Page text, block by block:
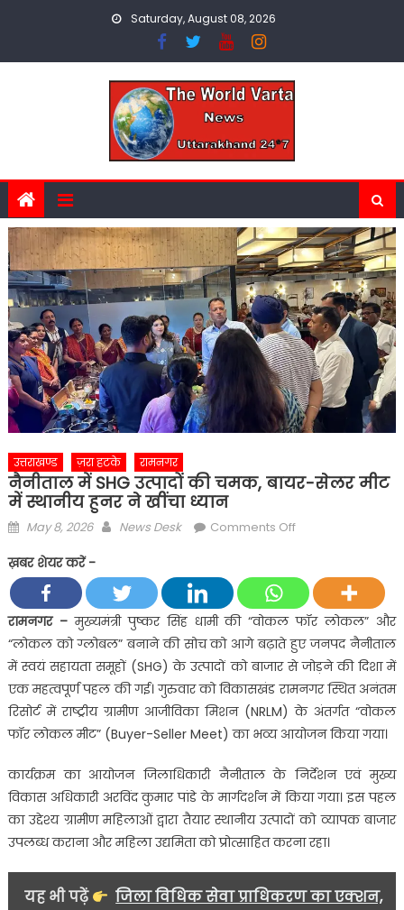
Saturday, August 08, 2026
उत्तराखण्ड ज़रा हटके रामनगर
नैनीताल में SHG उत्पादों की चमक, बायर-सेलर मीट
में स्थानीय हुनर ने खींचा ध्यान
Posted
May 8, 2026 Author
News Desk Comments Offon
SHG
उत्पादों
की
चमक,
बायर-
सेलर
मीट
में
हुनर
ने
खींचा
ध्यान
ख़बर शेयर करें -
रामनगर –मुख्यमंत्री पुष्कर सिंह धामी की “वोकल फॉर लोकल” और
“लोकल को ग्लोबल” बनाने की सोच को आगे बढ़ाते हुए जनपद नैनीताल
में स्वयं सहायता समूहों (SHG) के उत्पादों को बाजार से जोड़ने की दिशा में
एक महत्वपूर्ण पहल की गई। गुरुवार को विकासखंड रामनगर स्थित अनंतम
रिसोर्ट में राष्ट्रीय ग्रामीण आजीविका मिशन (NRLM) के अंतर्गत “वोकल
फॉर लोकल मीट” (Buyer-Seller Meet) का भव्य आयोजन किया गया।
कार्यक्रम का आयोजन जिलाधिकारी नैनीताल के निर्देशन एवं मुख्य
विकास अधिकारी अरविंद कुमार पांडे के मार्गदर्शन में किया गया। इस पहल
का उद्देश्य ग्रामीण महिलाओं द्वारा तैयार स्थानीय उत्पादों को व्यापक बाजार
उपलब्ध कराना और महिला उद्यमिता को प्रोत्साहित करना रहा।
यह भी पढ़ें
जिला विधिक सेवा प्राधिकरण का एक्शन,